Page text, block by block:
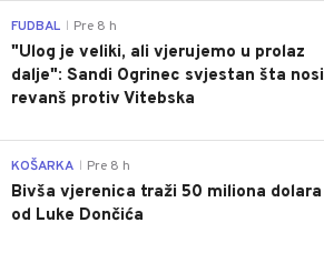
FUDBAL Pre 8 h
"Ulog je veliki, ali vjerujemo u prolaz
dalje": Sandi Ogrinec svjestan šta nosi
revanš protiv Vitebska
KOŠARKA Pre 8 h
Bivša vjerenica traži 50 miliona dolara
od Luke Dončića